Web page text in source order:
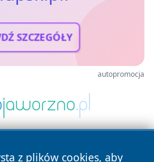
SZCZEGÓŁY
autopromocja
z plików cookies, aby